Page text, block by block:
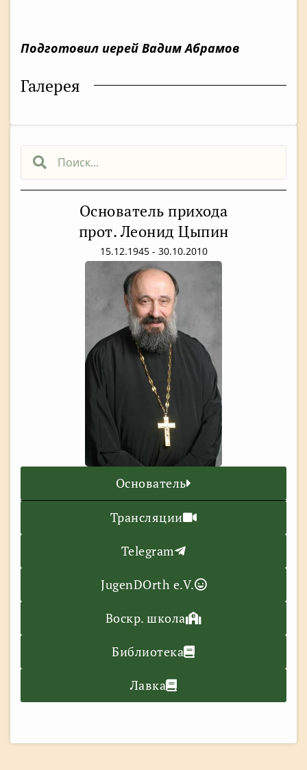
Основатель прихода
прот. Леонид Цыпин
15.12.1945 - 30.10.2010
Основатель
Трансляции
Telegram
JugenDOrth e.V.
Воскр. школа
Библиотека
Лавка
Подготовил иерей Вадим Абрамов
Галерея